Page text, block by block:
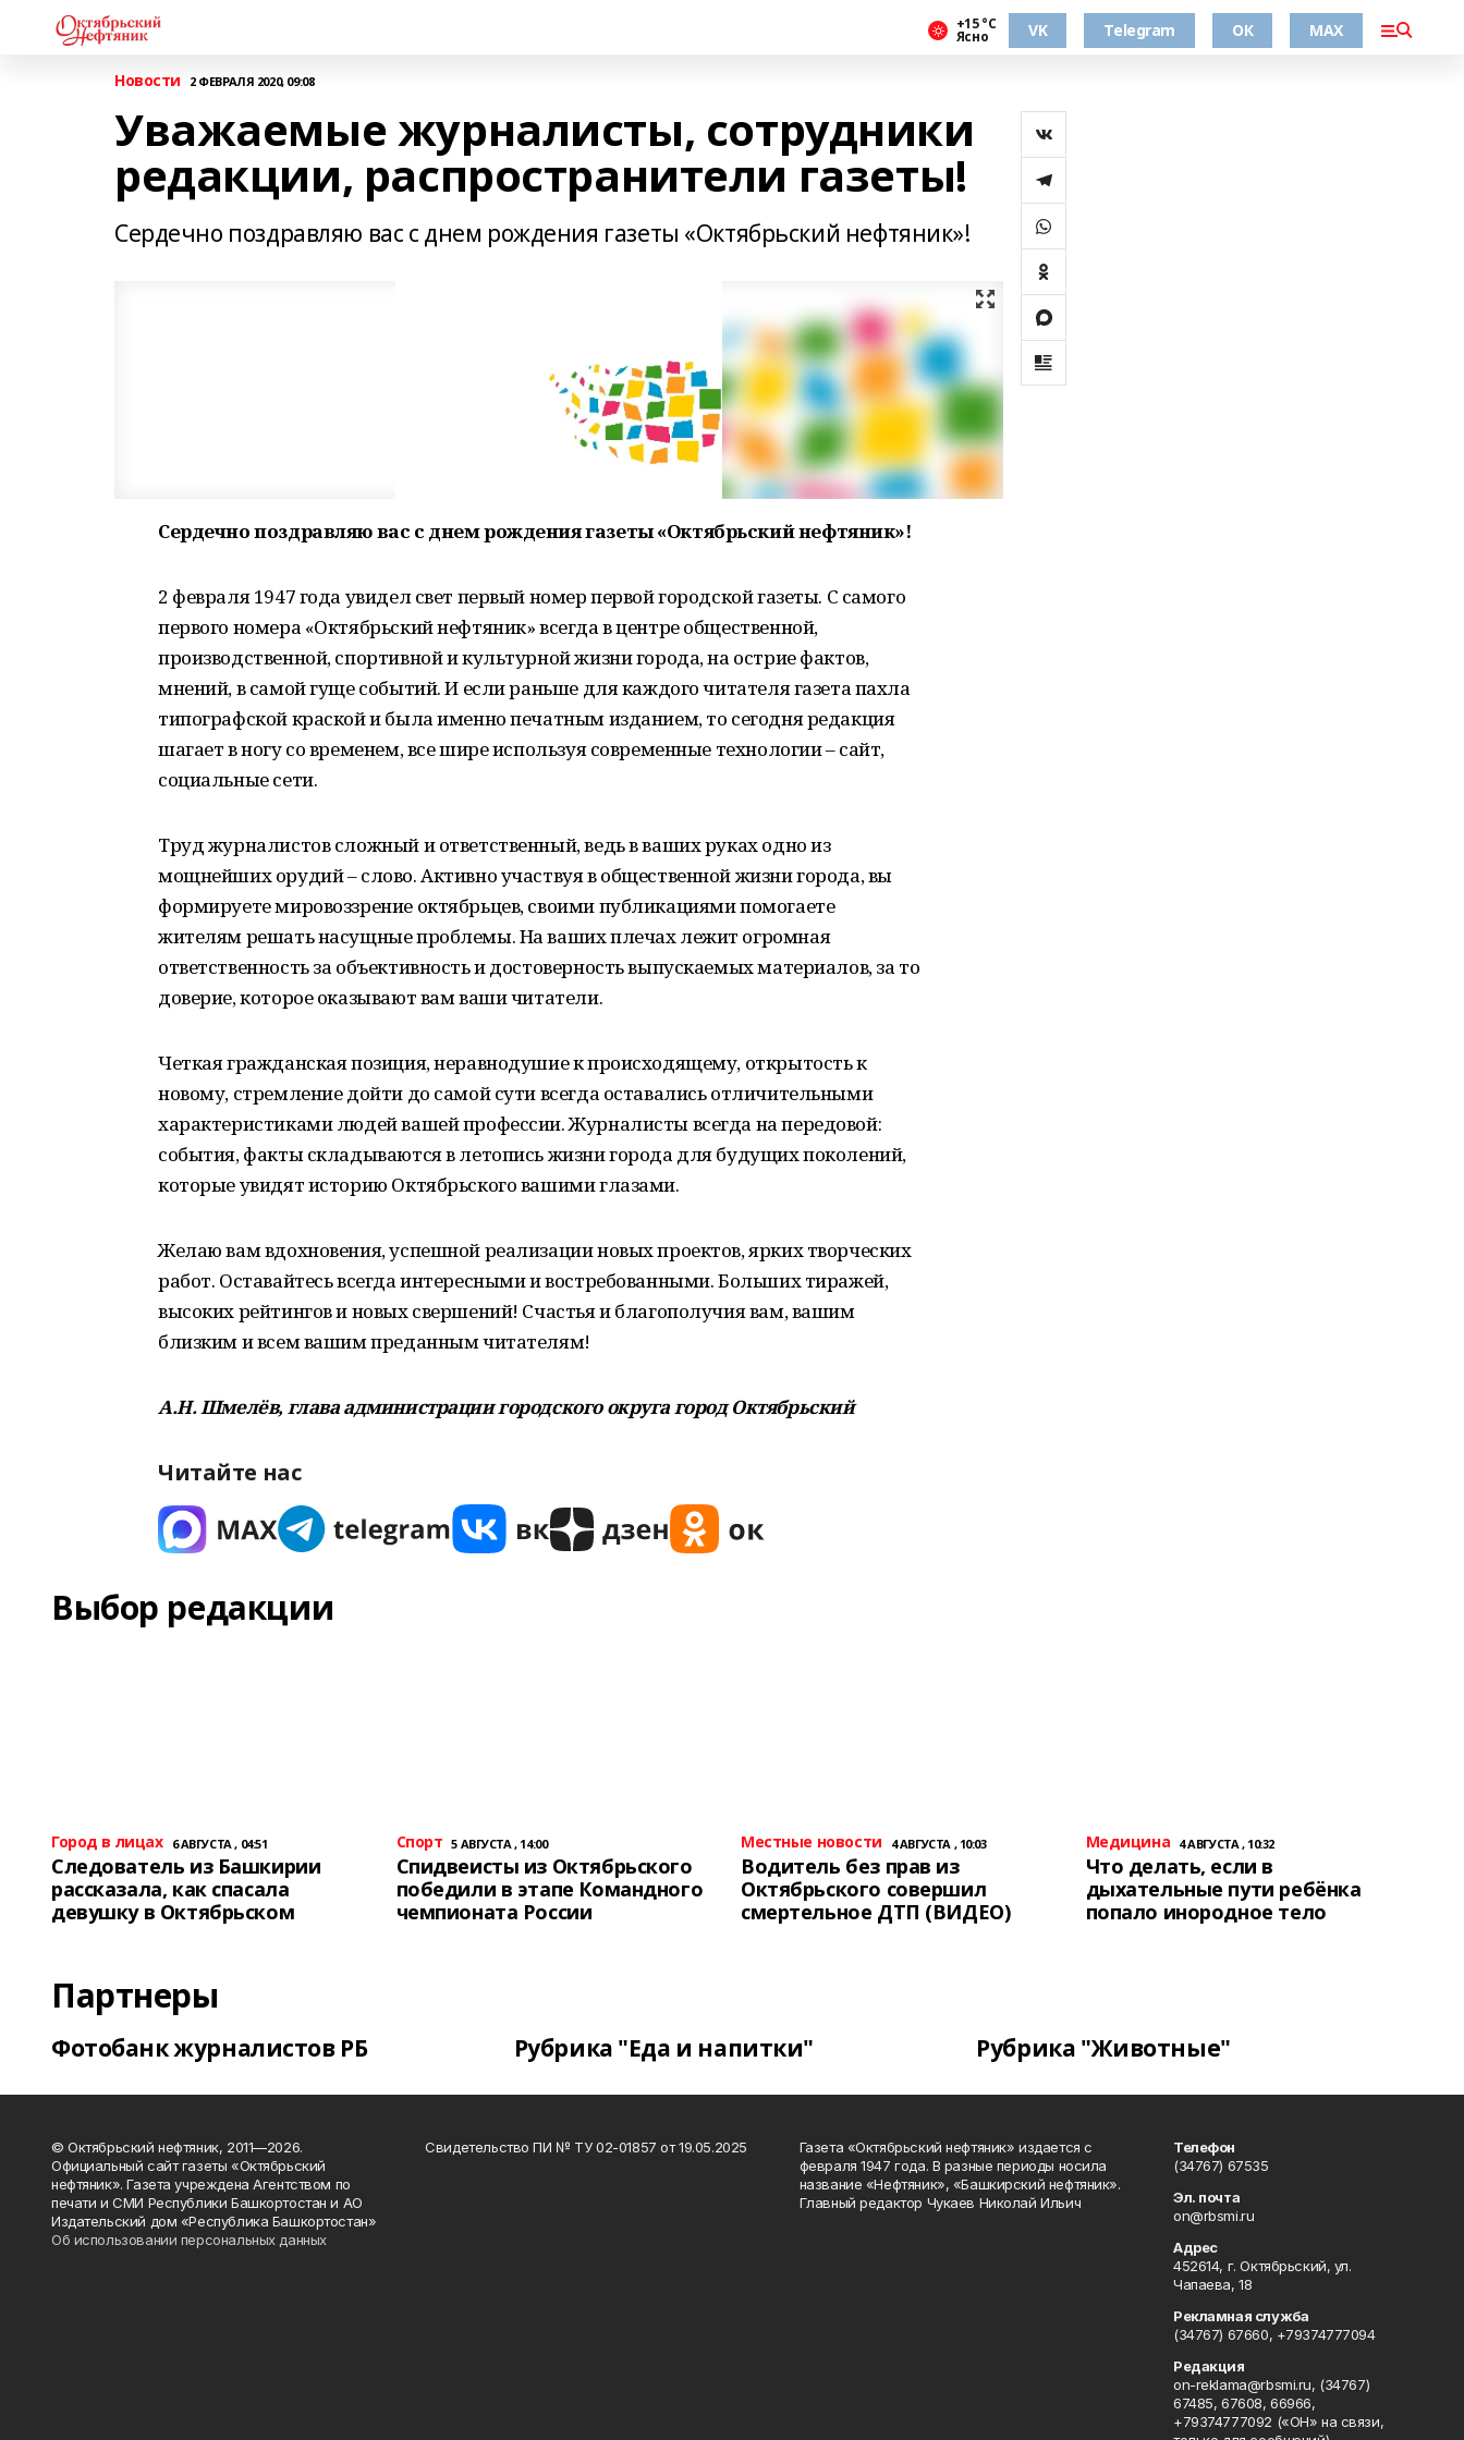
+15 °С
Ясно VK Telegram ОК MAX
Новости 2 ФЕВРАЛЯ 2020, 09:08
Уважаемые журналисты, сотрудники
редакции, распространители газеты!
Сердечно поздравляю вас с днем рождения газеты «Октябрьский нефтяник»!
Сердечно поздравляю вас с днем рождения газеты «Октябрьский нефтяник»!
2 февраля 1947 года увидел свет первый номер первой городской газеты. С самого
первого номера «Октябрьский нефтяник» всегда в центре общественной,
производственной, спортивной и культурной жизни города, на острие фактов,
мнений, в самой гуще событий. И если раньше для каждого читателя газета пахла
типографской краской и была именно печатным изданием, то сегодня редакция
шагает в ногу со временем, все шире используя современные технологии – сайт,
социальные сети.
Труд журналистов сложный и ответственный, ведь в ваших руках одно из
мощнейших орудий – слово. Активно участвуя в общественной жизни города, вы
формируете мировоззрение октябрьцев, своими публикациями помогаете
жителям решать насущные проблемы. На ваших плечах лежит огромная
ответственность за объективность и достоверность выпускаемых материалов, за то
доверие, которое оказывают вам ваши читатели.
Четкая гражданская позиция, неравнодушие к происходящему, открытость к
новому, стремление дойти до самой сути всегда оставались отличительными
характеристиками людей вашей профессии. Журналисты всегда на передовой:
события, факты складываются в летопись жизни города для будущих поколений,
которые увидят историю Октябрьского вашими глазами.
Желаю вам вдохновения, успешной реализации новых проектов, ярких творческих
работ. Оставайтесь всегда интересными и востребованными. Больших тиражей,
высоких рейтингов и новых свершений! Счастья и благополучия вам, вашим
близким и всем вашим преданным читателям!
А.Н. Шмелёв, глава администрации городского округа город Октябрьский
Читайте нас
Выбор редакции
Город в лицах 6 АВГУСТА , 04:51
Следователь из Башкирии
рассказала, как спасала
девушку в Октябрьском
Спорт 5 АВГУСТА , 14:00
Спидвеисты из Октябрьского
победили в этапе Командного
чемпионата России
Местные новости 4 АВГУСТА , 10:03
Водитель без прав из
Октябрьского совершил
смертельное ДТП (ВИДЕО)
Медицина 4 АВГУСТА , 10:32
Что делать, если в
дыхательные пути ребёнка
попало инородное тело
Партнеры
Фотобанк журналистов РБ Рубрика "Еда и напитки" Рубрика "Животные"
© Октябрьский нефтяник, 2011—2026.
Официальный сайт газеты «Октябрьский
нефтяник». Газета учреждена Агентством по
печати и СМИ Республики Башкортостан и АО
Издательский дом «Республика Башкортостан»
Об использовании персональных данных
Свидетельство ПИ № ТУ 02-01857 от 19.05.2025
Газета «Октябрьский нефтяник» издается с
февраля 1947 года. В разные периоды носила
название «Нефтяник», «Башкирский нефтяник».
Главный редактор Чукаев Николай Ильич
Телефон
(34767) 67535
Эл. почта
on@rbsmi.ru
Адрес
452614, г. Октябрьский, ул.
Чапаева, 18
Рекламная служба
(34767) 67660, +79374777094
Редакция
on-reklama@rbsmi.ru, (34767)
67485, 67608, 66966,
+79374777092 («ОН» на связи,